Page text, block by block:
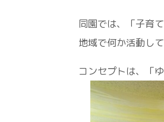
同園では、「子育
地域で何か活動し
コンセプトは、「